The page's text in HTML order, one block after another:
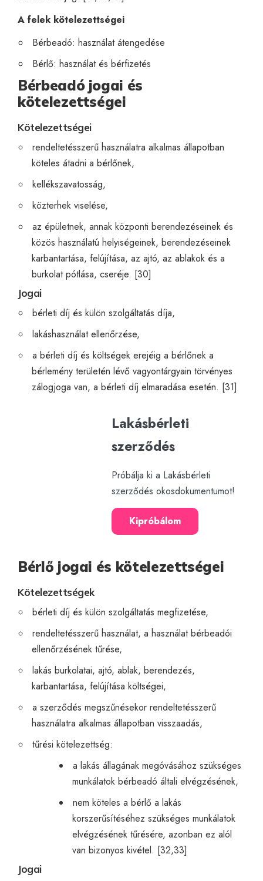
A felek kötelezettségei
Bérbeadó: használat átengedése
Bérlő: használat és bérfizetés
Bérbeadó jogai és
kötelezettségei
Kötelezettségei
rendeltetésszerű használatra alkalmas állapotban
köteles átadni a bérlőnek,
kellékszavatosság,
közterhek viselése,
az épületnek, annak központi berendezéseinek és
közös használatú helyiségeinek, berendezéseinek
karbantartása, felújítása, az ajtó, az ablakok és a
burkolat pótlása, cseréje. [30]
Jogai
bérleti díj és külön szolgáltatás díja,
lakáshasználat ellenőrzése,
a bérleti díj és költségek erejéig a bérlőnek a
bérlemény területén lévő vagyontárgyain törvényes
zálogjoga van, a bérleti díj elmaradása esetén. [31]
Lakásbérleti
szerződés
Próbálja ki a Lakásbérleti
szerződés okosdokumentumot!
Kipróbálom
Bérlő jogai és kötelezettségei
Kötelezettségek
bérleti díj és külön szolgáltatás megfizetése,
rendeltetésszerű használat, a használat bérbeadói
ellenőrzésének tűrése,
lakás burkolatai, ajtó, ablak, berendezés,
karbantartása, felújítása költségei,
a szerződés megszűnésekor rendeltetésszerű
használatra alkalmas állapotban visszaadás,
tűrési kötelezettség:
a lakás állagának megóvásához szükséges
munkálatok bérbeadó általi elvégzésének,
nem köteles a bérlő a lakás
korszerűsítéséhez szükséges munkálatok
elvégzésének tűrésére, azonban ez alól
van bizonyos kivétel. [32,33]
Jogai